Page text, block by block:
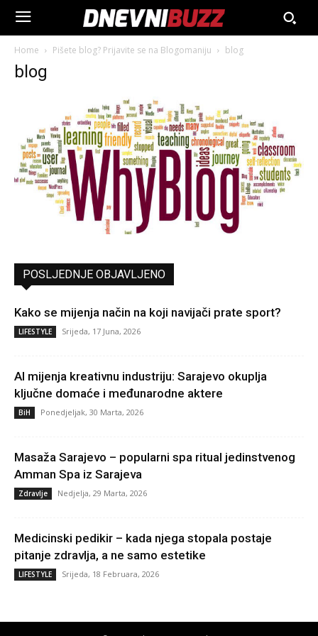
Home Pišete blog? Prijavite se na Blogomaniju blog
blog
POSLJEDNJE OBJAVLJENO
Kako se mijenja način na koji navijači prate sport?
LIFESTYLE Srijeda, 17 Juna, 2026
AI mijenja kreativnu industriju: Sarajevo okuplja
ključne domaće i međunarodne aktere
BiH Ponedjeljak, 30 Marta, 2026
Masaža Sarajevo – popularni spa ritual jedinstvenog
Amman Spa iz Sarajeva
Zdravlje Nedjelja, 29 Marta, 2026
Medicinski pedikir – kada njega stopala postaje
pitanje zdravlja, a ne samo estetike
LIFESTYLE Srijeda, 18 Februara, 2026